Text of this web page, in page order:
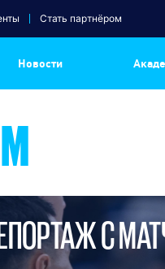
Стать партнёром
Новости
С